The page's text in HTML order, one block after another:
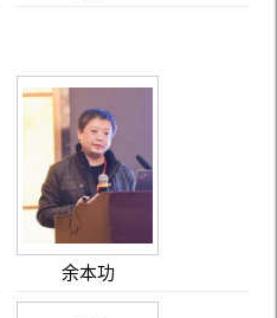
余本功